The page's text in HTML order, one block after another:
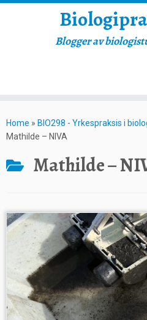
to
content
Blogger av
Home » BIO298 - Yrkespraksis i
Mathilde – NIVA
Mathilde –